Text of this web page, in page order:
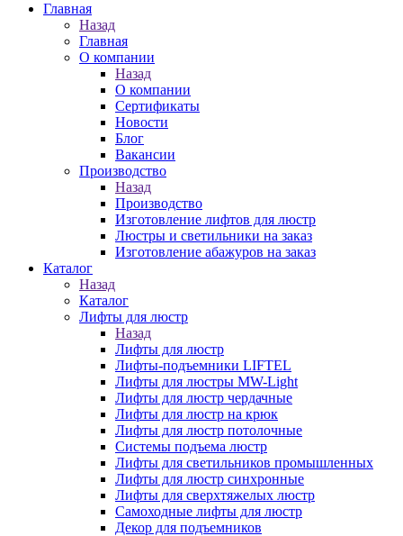
Главная
Назад
Главная
О компании
Назад
О компании
Сертификаты
Новости
Блог
Вакансии
Производство
Назад
Производство
Изготовление лифтов для люстр
Люстры и светильники на заказ
Изготовление абажуров на заказ
Каталог
Назад
Каталог
Лифты для люстр
Назад
Лифты для люстр
Лифты-подъемники LIFTEL
Лифты для люстры MW-Light
Лифты для люстр чердачные
Лифты для люстр на крюк
Лифты для люстр потолочные
Системы подъема люстр
Лифты для светильников промышленных
Лифты для люстр синхронные
Лифты для сверхтяжелых люстр
Самоходные лифты для люстр
Декор для подъемников